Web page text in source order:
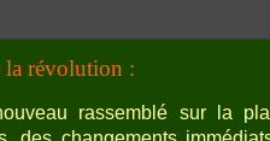
révolution :
rassemblé sur la